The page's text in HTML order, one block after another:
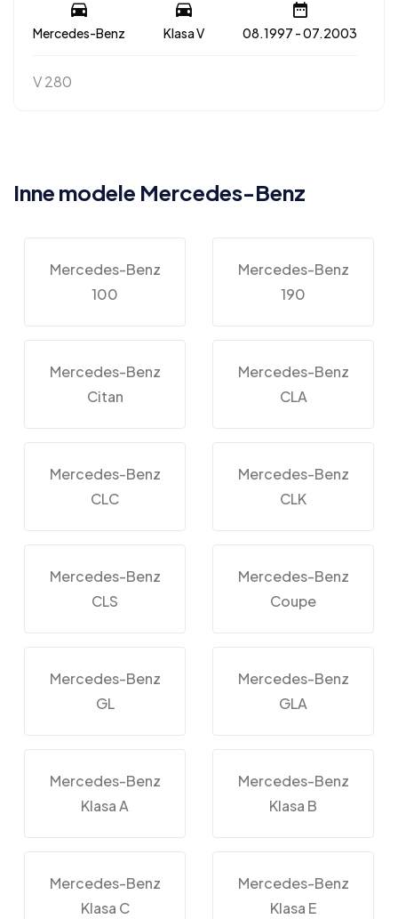
Mercedes-Benz Klasa V 08.1997 - 07.2003
V 280
Inne modele Mercedes-Benz
Mercedes-Benz
100
Mercedes-Benz
190
Mercedes-Benz
Citan
Mercedes-Benz
CLA
Mercedes-Benz
CLC
Mercedes-Benz
CLK
Mercedes-Benz
CLS
Mercedes-Benz
Coupe
Mercedes-Benz
GL
Mercedes-Benz
GLA
Mercedes-Benz
Klasa A
Mercedes-Benz
Klasa B
Mercedes-Benz
Klasa C
Mercedes-Benz
Klasa E